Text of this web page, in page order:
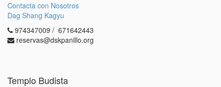
Contacta con Nosotros
Dag Shang Kagyu
974347009 / 671642443
reservas@dskpanillo.org
Templo Budista